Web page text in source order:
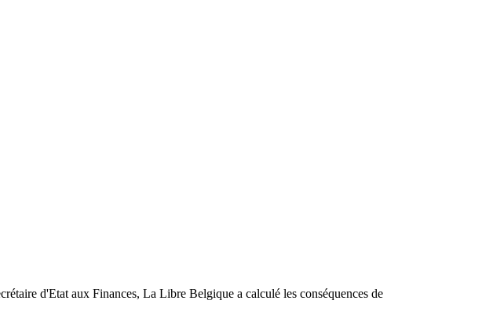
d'Etat aux Finances, La Libre Belgique a calculé les conséquences de